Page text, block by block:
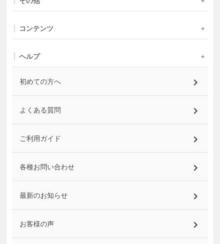
コンテンツ
ヘルプ
初めての方へ
よくある質問
ご利用ガイド
各種お問い合わせ
最新のお知らせ
お客様の声